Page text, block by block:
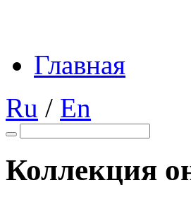
Главная
Ru / En
Коллекция